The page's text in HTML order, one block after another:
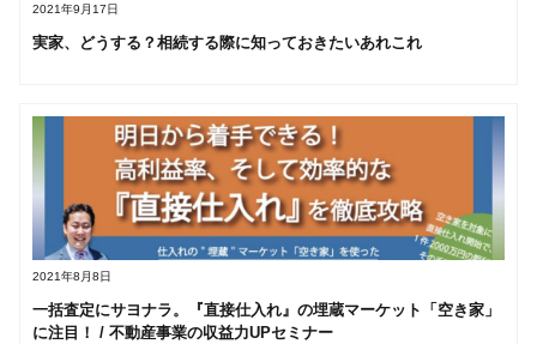
2021年9月17日
実家、どうする？相続する際に知っておきたいあれこれ
2021年8月8日
一括査定にサヨナラ。『直接仕入れ』の埋蔵マーケット「空き家」
に注目！ / 不動産事業の収益力UPセミナー